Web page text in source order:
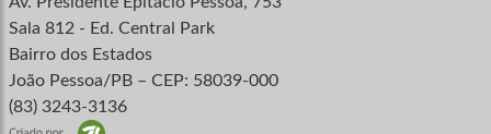
Sala 812 - Ed. Central Park
Bairro dos Estados
João Pessoa/PB – CEP: 58039-000
(83) 3243-3136